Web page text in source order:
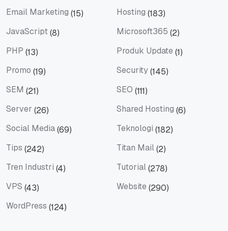
Email Marketing (15) Hosting (183)
JavaScript(8) Microsoft365 (2)
PHP (13) Produk Update (1)
Promo (19) Security(145)
SEM (21) SEO (111)
Server (26) Shared Hosting (6)
Social Media(69) Teknologi (182)
Tips (242) Titan Mail(2)
Tren Industri (4) Tutorial(278)
VPS (43) Website (290)
WordPress (124)